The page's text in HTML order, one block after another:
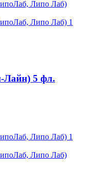
Лайн) 5 фл.